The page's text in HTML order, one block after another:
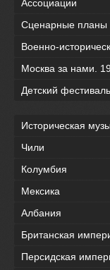
Ассоциации
Сценарные планы
Военно-
Москва за нами.
Детский
Историческая
Чили
Колумбия
Мексика
Албания
Британская
Персидская